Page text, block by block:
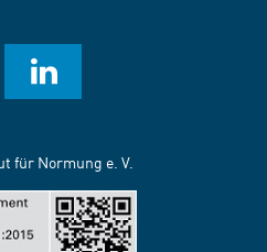
für Normung e. V.